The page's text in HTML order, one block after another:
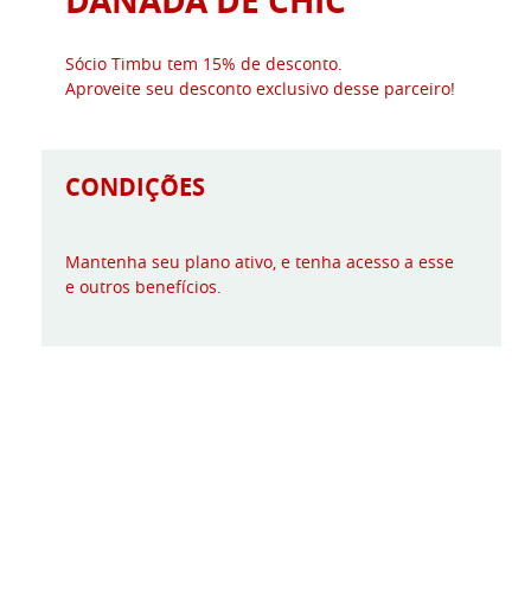
Sócio Timbu tem 15% de desconto.
Aproveite seu desconto exclusivo desse parceiro!
CONDIÇÕES
Mantenha seu plano ativo, e tenha acesso a esse
e outros benefícios.